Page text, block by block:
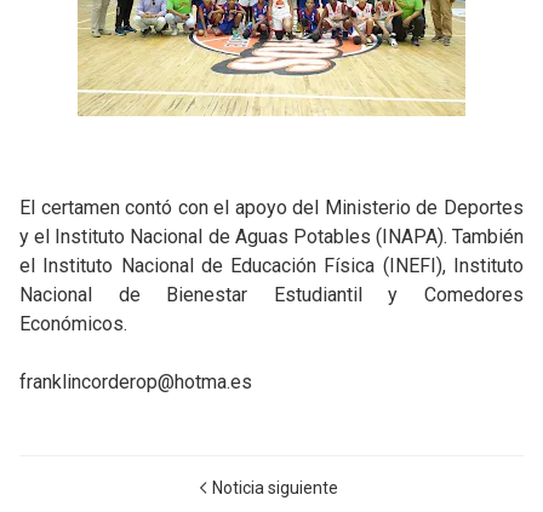
El certamen contó con el apoyo del Ministerio de Deportes
y el Instituto Nacional de Aguas Potables (INAPA). También
el Instituto Nacional de Educación Física (INEFI), Instituto
Nacional de Bienestar Estudiantil y Comedores
Económicos.
franklincorderop@hotma.es
Noticia siguiente